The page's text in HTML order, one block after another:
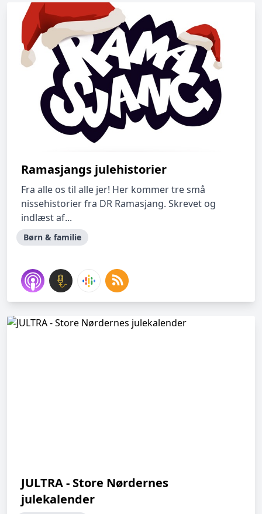
Ramasjangs julehistorier
Fra alle os til alle jer! Her kommer tre små
nissehistorier fra DR Ramasjang. Skrevet og
indlæst af...
Børn & familie
JULTRA - Store Nørdernes
julekalender